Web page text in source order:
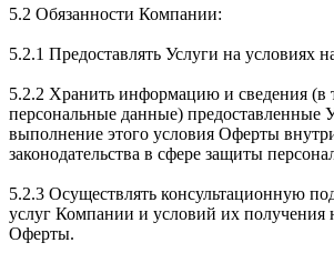
5.2 Обязанности Компании:
5.2.1 Предоставлять Услуги на условиях
5.2.2 Хранить информацию и сведения (в
персональные данные) предоставленные
выполнение этого условия Оферты
законодательства в сфере защиты
5.2.3 Осуществлять консультационную
услуг Компании и условий их получения
Оферты.